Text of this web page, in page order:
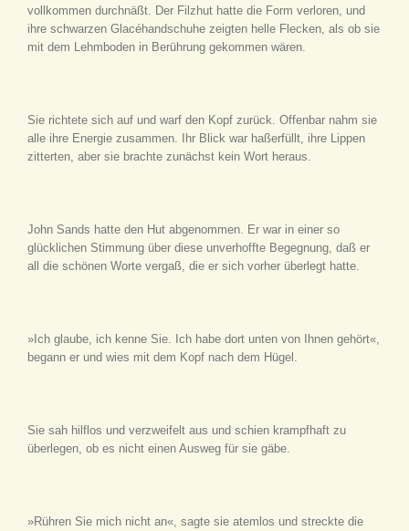
vollkommen durchnäßt. Der Filzhut hatte die Form verloren, und
ihre schwarzen Glacéhandschuhe zeigten helle Flecken, als ob sie
mit dem Lehmboden in Berührung gekommen wären.
Sie richtete sich auf und warf den Kopf zurück. Offenbar nahm sie
alle ihre Energie zusammen. Ihr Blick war haßerfüllt, ihre Lippen
zitterten, aber sie brachte zunächst kein Wort heraus.
John Sands hatte den Hut abgenommen. Er war in einer so
glücklichen Stimmung über diese unverhoffte Begegnung, daß er
all die schönen Worte vergaß, die er sich vorher überlegt hatte.
»Ich glaube, ich kenne Sie. Ich habe dort unten von Ihnen gehört«,
begann er und wies mit dem Kopf nach dem Hügel.
Sie sah hilflos und verzweifelt aus und schien krampfhaft zu
überlegen, ob es nicht einen Ausweg für sie gäbe.
»Rühren Sie mich nicht an«, sagte sie atemlos und streckte die